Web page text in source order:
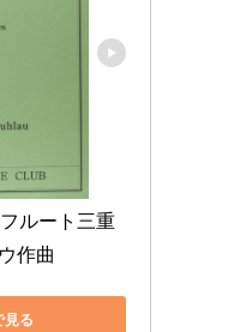
ルート三重
作曲
る